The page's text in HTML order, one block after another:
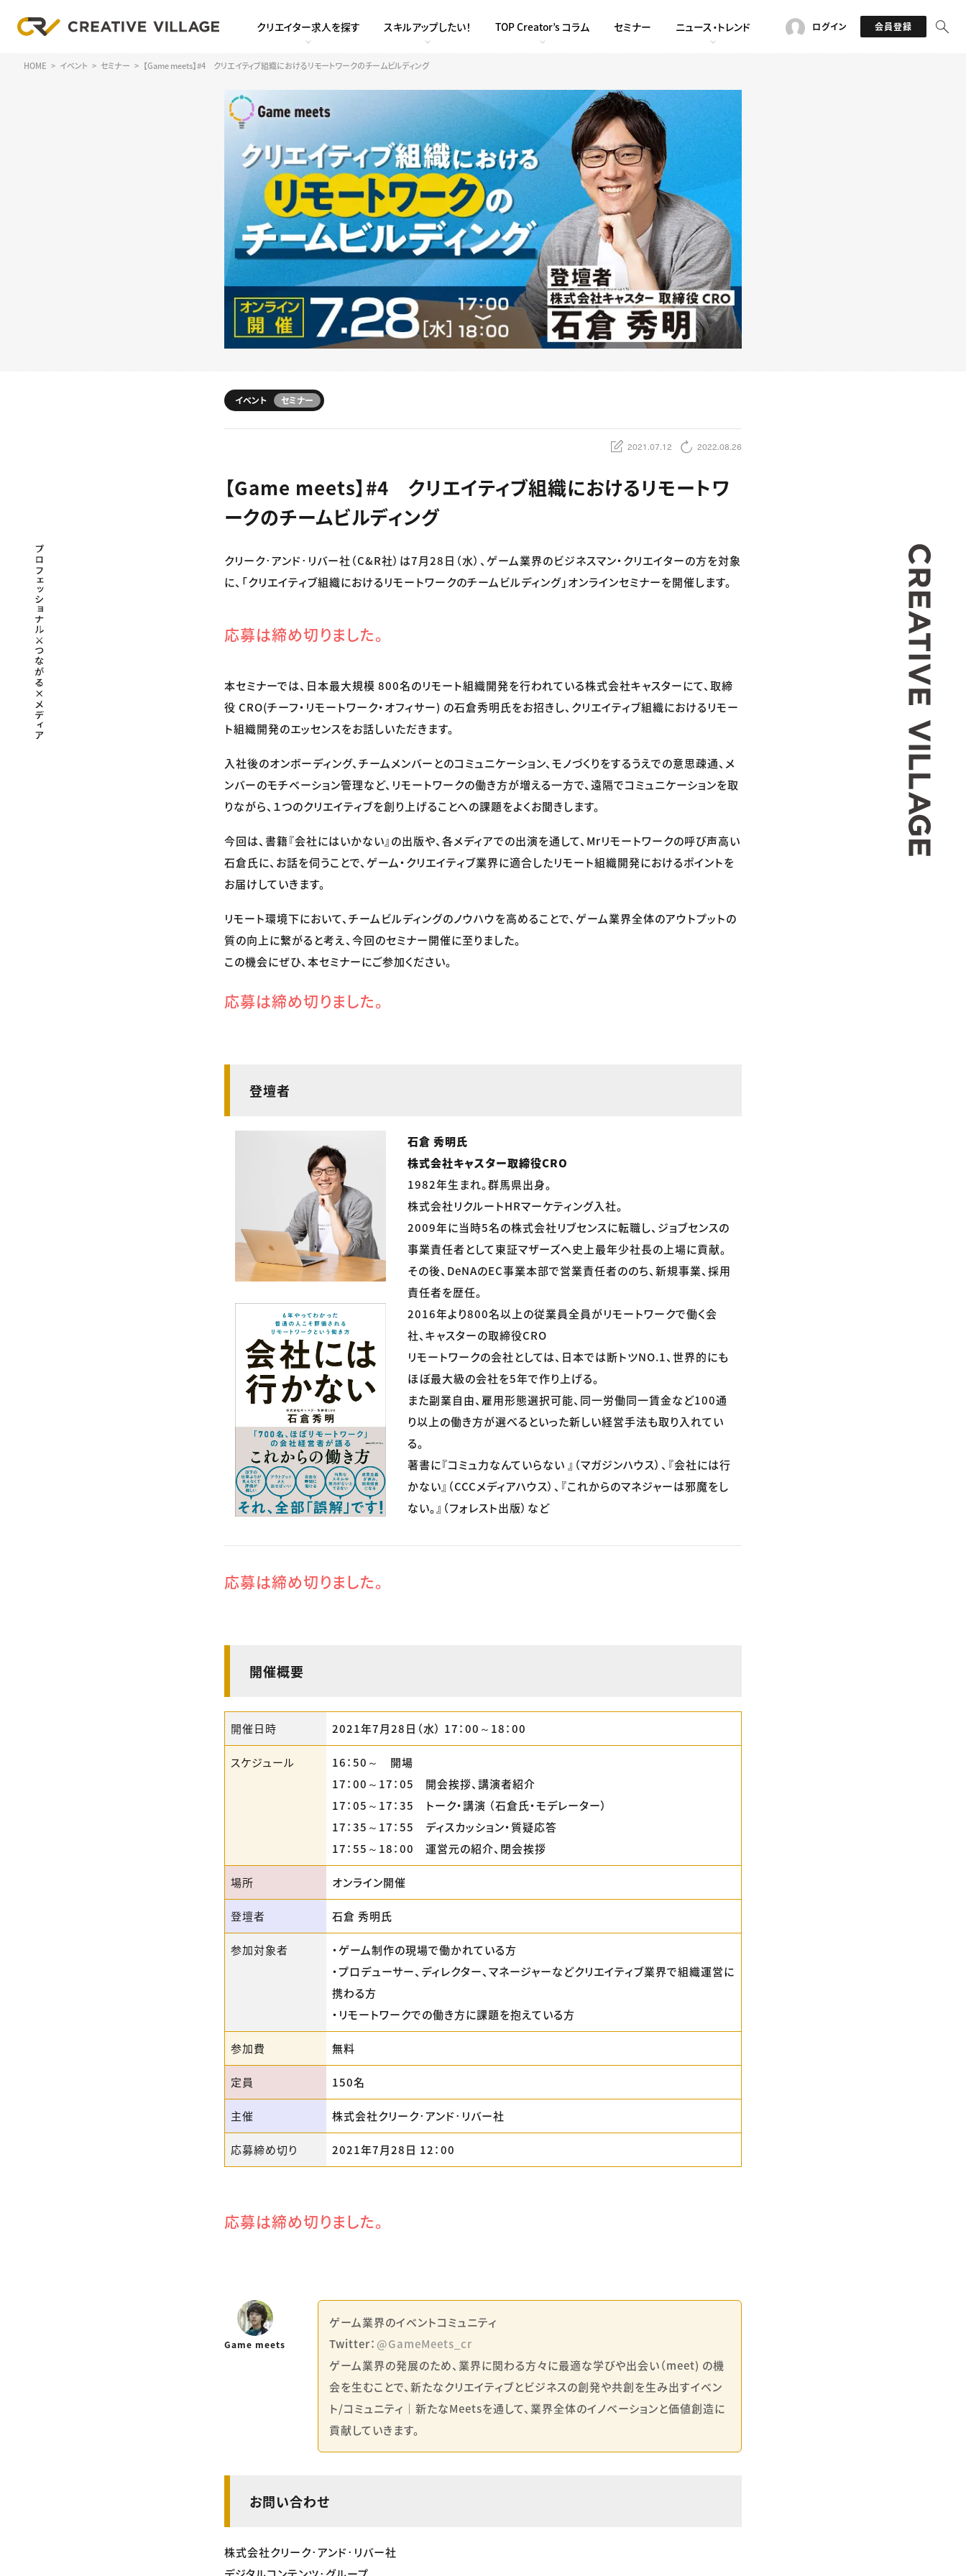
クリエイター求人を探す スキルアップしたい！ TOP Creator’s コラム セミナー ニュース・トレンド ログイン 会員登録
HOME イベント セミナー 【Game meets】#4 クリエイティブ組織におけるリモートワークのチームビルディング
イベント セミナー
2021.07.12 2022.08.26
【Game meets】#4 クリエイティブ組織におけるリモートワ
ークのチームビルディング
クリーク･アンド･リバー社（C&R社）は7月28日（水）、ゲーム業界のビジネスマン・クリエイターの方を対象
に、「クリエイティブ組織におけるリモートワークのチームビルディング」オンラインセミナーを開催します。
応募は締め切りました。
本セミナーでは、日本最大規模 800名のリモート組織開発を行われている株式会社キャスターにて、取締
役 CRO(チーフ・リモートワーク・オフィサー) の石倉秀明氏をお招きし、クリエイティブ組織におけるリモー
ト組織開発のエッセンスをお話しいただきます。
入社後のオンボーディング、チームメンバーとのコミュニケーション、モノづくりをするうえでの意思疎通、メ
ンバーのモチベーション管理など、リモートワークの働き方が増える一方で、遠隔でコミュニケーションを取
りながら、１つのクリエイティブを創り上げることへの課題をよくお聞きします。
今回は、書籍『会社にはいかない』の出版や、各メディアでの出演を通して、Mrリモートワークの呼び声高い
石倉氏に、お話を伺うことで、ゲーム・クリエイティブ業界に適合したリモート組織開発におけるポイントを
お届けしていきます。
リモート環境下において、チームビルディングのノウハウを高めることで、ゲーム業界全体のアウトプットの
質の向上に繋がると考え、今回のセミナー開催に至りました。
この機会にぜひ、本セミナーにご参加ください。
応募は締め切りました。
登壇者
石倉 秀明氏
株式会社キャスター取締役CRO
1982年生まれ。群馬県出身。
株式会社リクルートHRマーケティング入社。
2009年に当時5名の株式会社リブセンスに転職し、ジョブセンスの
事業責任者として東証マザーズへ史上最年少社長の上場に貢献。
その後、DeNAのEC事業本部で営業責任者ののち、新規事業、採用
責任者を歴任。
2016年より800名以上の従業員全員がリモートワークで働く会
社、キャスターの取締役CRO
リモートワークの会社としては、日本では断トツNO.1、世界的にも
ほぼ最大級の会社を5年で作り上げる。
また副業自由、雇用形態選択可能、同一労働同一賃金など100通
り以上の働き方が選べるといった新しい経営手法も取り入れてい
る。
著書に『コミュ力なんていらない 』（マガジンハウス）、『会社には行
かない』（CCCメディアハウス）、『これからのマネジャーは邪魔をし
ない。』（フォレスト出版）など
応募は締め切りました。
開催概要
開催日時 2021年7月28日（水） 17：00～18：00
スケジュール
16：50～ 開場
17：00～17：05 開会挨拶、講演者紹介
17：05～17：35 トーク・講演 （石倉氏・モデレーター）
17：35～17：55 ディスカッション・質疑応答
17：55～18：00 運営元の紹介、閉会挨拶
場所 オンライン開催
登壇者 石倉 秀明氏
参加対象者
・ゲーム制作の現場で働かれている方
・プロデューサー、ディレクター、マネージャーなどクリエイティブ業界で組織運営に
携わる方
・リモートワークでの働き方に課題を抱えている方
参加費 無料
定員 150名
主催 株式会社クリーク･アンド･リバー社
応募締め切り 2021年7月28日 12：00
応募は締め切りました。
Game meets
ゲーム業界のイベントコミュニティ
Twitter： @GameMeets_cr
ゲーム業界の発展のため、業界に関わる方々に最適な学びや出会い（meet) の機
会を生むことで、新たなクリエイティブとビジネスの創発や共創を生み出すイベン
ト/コミュニティ｜新たなMeetsを通して、業界全体のイノベーションと価値創造に
貢献していきます。
お問い合わせ
株式会社クリーク･アンド･リバー社